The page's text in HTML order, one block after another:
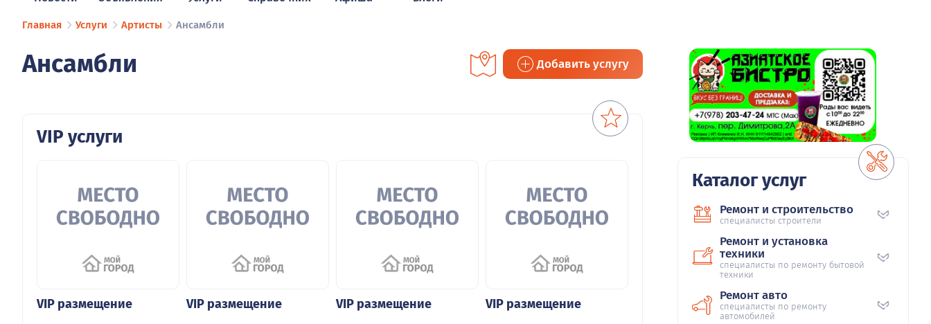
Главная Услуги Артисты Ансамбли
Ансамбли Добавить услугу
VIP услуги
VIP размещение VIP размещение VIP размещение VIP размещение
Каталог услуг
Ремонт и строительство
специалисты строители
Ремонт и установка
техники
специалисты по ремонту бытовой
техники
Ремонт авто
специалисты по ремонту
автомобилей